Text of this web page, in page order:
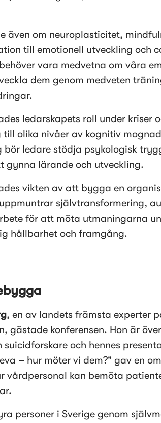
även om neuroplasticitet,
till emotionell utveckling och
vara medvetna om våra
dem genom medveten
ledarskapets roll under kriser
olika nivåer av kognitiv
bör ledare stödja psykologisk
gynna lärande och utveckling.
vikten av att bygga en
självtransformering,
för att möta utmaningarna
hållbarhet och framgång.
, en av landets främsta experter
gästade konferensen. Hon är
suicidforskare och hennes
– hur möter vi dem?" gav en
vårdpersonal kan bemöta
personer i Sverige genom